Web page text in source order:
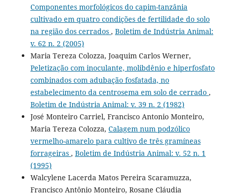
Componentes morfológicos do capim-tanzânia
cultivado em quatro condições de fertilidade do solo
na região dos cerrados , Boletim de Indústria Animal:
v. 62 n. 2 (2005)
Maria Tereza Colozza, Joaquim Carlos Werner,
Peletização com inoculante, molibdênio e hiperfosfato
combinados com adubação fosfatada, no
estabelecimento da centrosema em solo de cerrado ,
Boletim de Indústria Animal: v. 39 n. 2 (1982)
José Monteiro Carriel, Francisco Antonio Monteiro,
Maria Tereza Colozza, Calagem num podzólico
vermelho-amarelo para cultivo de três gramíneas
forrageiras , Boletim de Indústria Animal: v. 52 n. 1
(1995)
Walcylene Lacerda Matos Pereira Scaramuzza,
Francisco Antônio Monteiro, Rosane Cláudia